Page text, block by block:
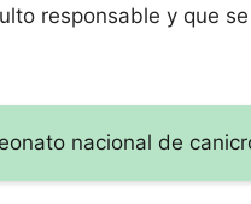
responsable y que
nacional de